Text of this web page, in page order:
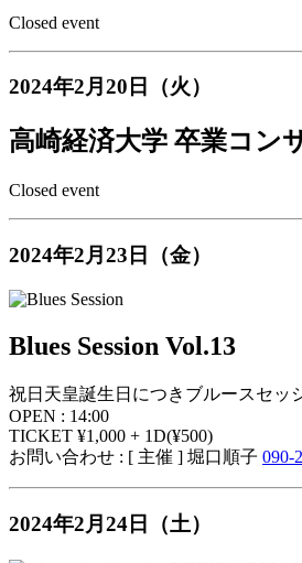
Closed event
2024年2月20日（火）
高崎経済大学 卒業コン
Closed event
2024年2月23日（金）
Blues Session Vol.13
祝日天皇誕生日につきブルースセッ
OPEN : 14:00
TICKET ¥1,000 + 1D(¥500)
お問い合わせ : [ 主催 ] 堀口順子 090-
2024年2月24日（土）